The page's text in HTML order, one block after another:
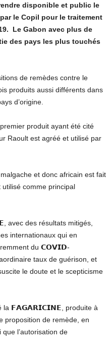
disponible et public le
le Copil pour le traitement
Le Gabon avec plus de
des pays les plus touchés
de remèdes contre le
produits aussi différents dans
d’origine.
produit ayant été cité
Raoult est agréé et utilisé par
et donc africain est fait
comme principal
des résultats mitigés,
internationaux qui en
du 𝗖𝗢𝗩𝗜𝗗-
taux de guérison, et
le doute et le scepticisme
la 𝗙𝗔𝗚𝗔𝗥𝗜𝗖𝗜𝗡𝗘, produite à
proposition de remède, en
l’autorisation de